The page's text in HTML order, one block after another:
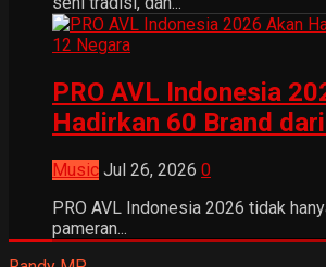
PRO AVL Indonesia
Hadirkan 60 Brand
Music Jul 26, 2026 0
PRO AVL Indonesia 2026 tidak
pameran...